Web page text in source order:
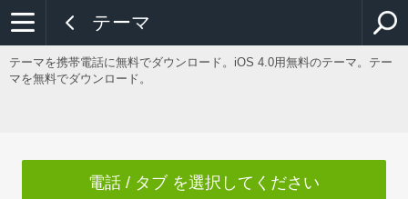
テーマ
テーマを携帯電話に無料でダウンロード。iOS 4.0用無料のテーマ。テー
マを無料でダウンロード。
電話 / タブ を選択してください